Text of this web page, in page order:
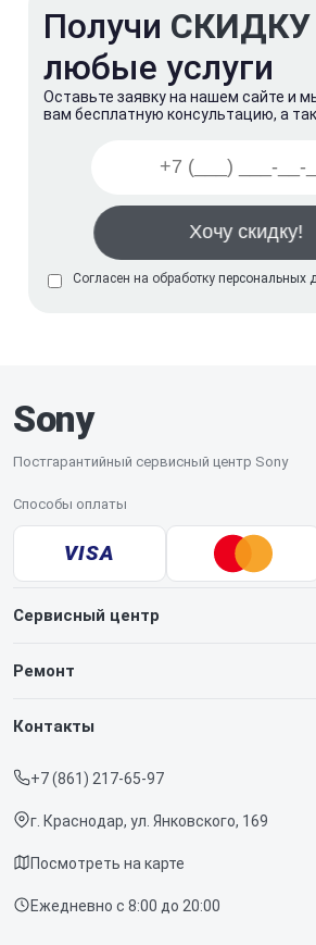
Получи СКИДКУ
любые услуги
Оставьте заявку на нашем сайте и
вам бесплатную консультацию, а
Согласен на обработку персональных
Sony
Постгарантийный сервисный центр Sony
Способы оплаты
VISA
Сервисный центр
О нашем сервисе
Срочный ремонт
Доставка и способы оплаты
Диагностика
Контакты
Ремонт
Игровых приставок
Контакты
+7 (861) 217-65-97
г. Краснодар, ул. Янковского, 169
Посмотреть на карте
Ежедневно с 8:00 до 20:00